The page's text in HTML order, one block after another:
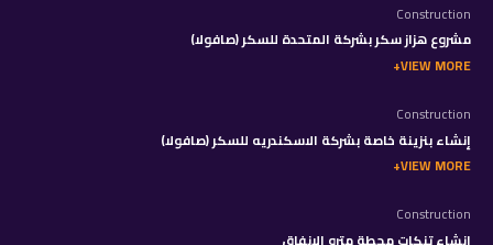
Construction
مشروع هزاز سكر بشركة المتحدة للسكر (صافولا)
VIEW MORE
Construction
إنشاء بنزينة خاصة بشركة الاسكندريه للسكر (صافولا)
VIEW MORE
Construction